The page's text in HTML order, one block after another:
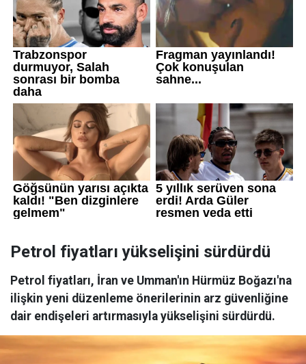
Petrol fiyatları yükselişini sürdürdü
Petrol fiyatları, İran ve Umman'ın Hürmüz Boğazı'na
ilişkin yeni düzenleme önerilerinin arz güvenliğine
dair endişeleri artırmasıyla yükselişini sürdürdü.